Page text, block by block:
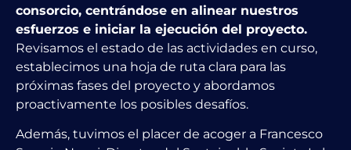
consorcio, centrándose en alinear nuestros
esfuerzos e iniciar la ejecución del proyecto.
Revisamos el estado de las actividades en curso,
establecimos una hoja de ruta clara para las
próximas fases del proyecto y abordamos
proactivamente los posibles desafíos.
Además, tuvimos el placer de acoger a Francesco